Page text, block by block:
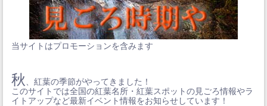
当サイトはプロモーションを含みます
秋
、紅葉の季節がやってきました！
このサイトでは全国の紅葉名所・紅葉スポットの見ごろ情報やラ
イトアップなど最新イベント情報をお知らせしています！